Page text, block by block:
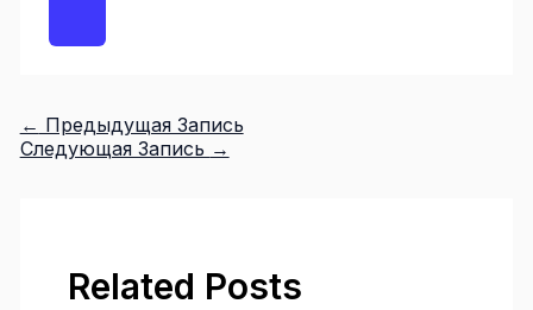
← Предыдущая Запись
Следующая Запись →
Related Posts